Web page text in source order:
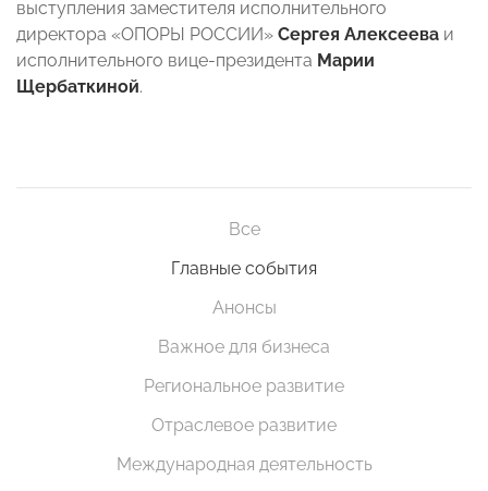
выступления заместителя исполнительного
директора «ОПОРЫ РОССИИ» Сергея Алексеева и
исполнительного вице-президента Марии
Щербаткиной.
Все
Главные события
Анонсы
Важное для бизнеса
Региональное развитие
Отраслевое развитие
Международная деятельность